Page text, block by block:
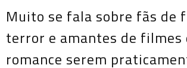
Muito se fala sobre fãs de
terror e amantes de filmes
romance serem